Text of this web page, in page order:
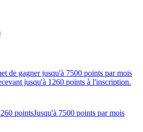
de gagner jusqu'à 7500 points par mois
jusqu'à 1260 points à l'inscription.
pointsJusqu'à 7500 points par mois